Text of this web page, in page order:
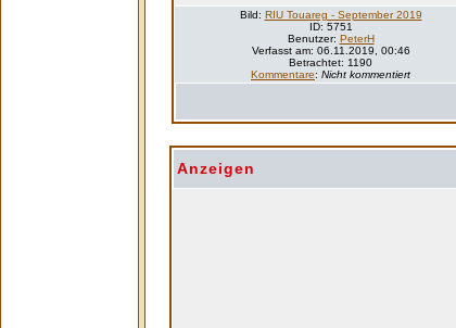
Bild: RIU Touareg - September 2019
ID: 5751
Benutzer: PeterH
Verfasst am: 06.11.2019, 00:46
Betrachtet: 1190
Kommentare: Nicht kommentiert
Anzeigen